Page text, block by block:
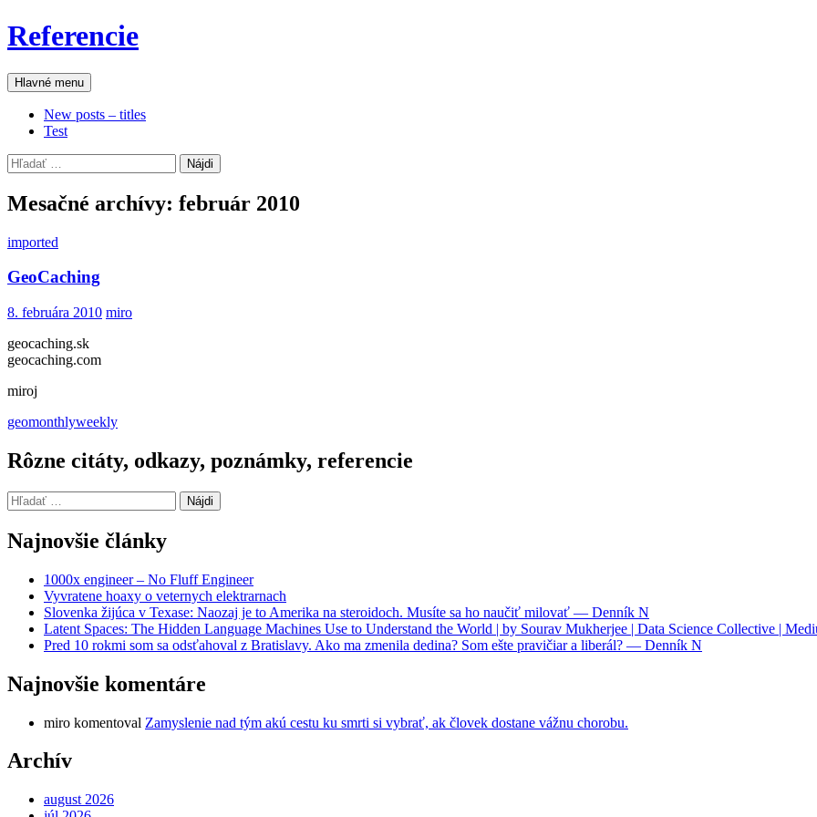
Preskočiť
na
Referencie
Hľadať
Hlavné menu
New posts – titles
Test
Hľadať:
Mesačné archívy: február 2010
imported
GeoCaching
8. februára 2010 miro
geocaching.sk
geocaching.com
miroj
geomonthlyweekly
Rôzne citáty, odkazy, poznámky, referencie
Hľadať:
Najnovšie články
1000x engineer – No Fluff Engineer
Vyvratene hoaxy o veternych elektrarnach
Slovenka žijúca v Texase: Naozaj je to Amerika na steroidoch. Musíte sa ho naučiť milovať — Denník N
Latent Spaces: The Hidden Language Machines Use to Understand the World | by Sourav Mukherjee | Data Science Collective |
Pred 10 rokmi som sa odsťahoval z Bratislavy. Ako ma zmenila dedina? Som ešte pravičiar a liberál? — Denník N
Najnovšie komentáre
miro komentoval Zamyslenie nad tým akú cestu ku smrti si vybrať, ak človek dostane vážnu chorobu.
Archív
august 2026